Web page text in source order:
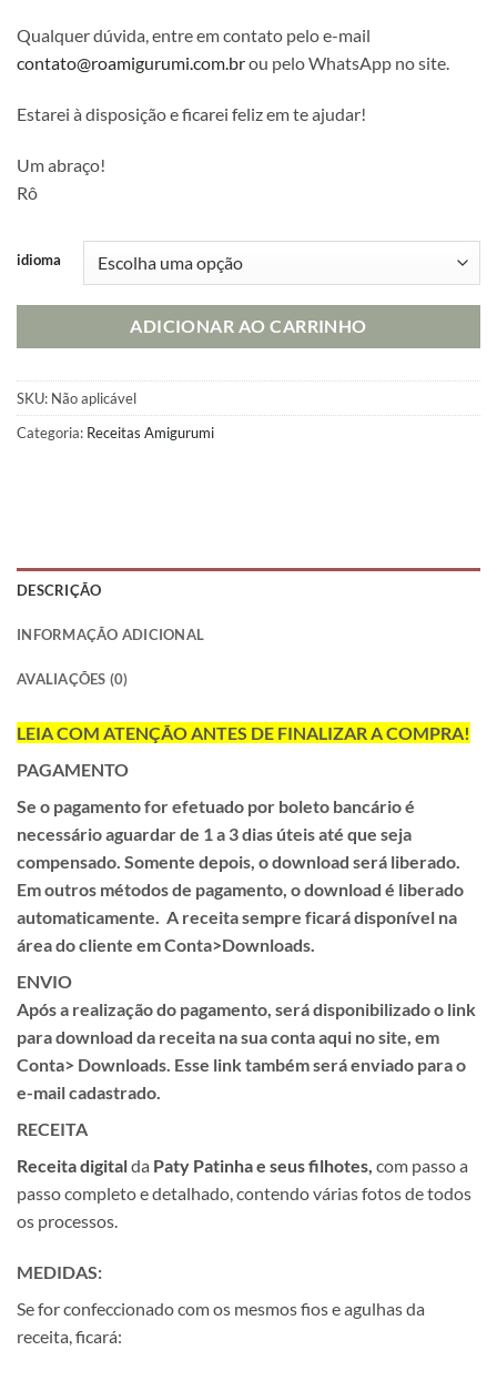
Qualquer dúvida, entre em contato pelo e-mail
contato@roamigurumi.com.brou pelo WhatsApp no site.
Estarei à disposição e ficarei feliz em te ajudar!
Um abraço!
Rô
idioma
ADICIONAR AO CARRINHO
SKU: Não aplicável
Categoria: Receitas Amigurumi
DESCRIÇÃO
INFORMAÇÃO ADICIONAL
AVALIAÇÕES (0)
LEIA COM ATENÇÃO ANTES DE FINALIZAR A COMPRA!
PAGAMENTO
Se o pagamento for efetuado por boleto bancário é
necessário aguardar de 1 a 3 dias úteisaté que seja
compensado. Somente depois, o download será liberado.
Em outros métodos de pagamento, o download é liberado
automaticamente. A receita sempre ficará disponível na
área do cliente emConta>Downloads.
ENVIO
Após a realização do pagamento, será disponibilizado o link
para download da receita na sua conta aqui no site, em
Conta> Downloads. Esse link também será enviado para o
e-mail cadastrado.
RECEITA
Receitadigitalda Paty Patinha e seus filhotes, com passo a
passo completo e detalhado, contendo várias fotos de todos
os processos.
MEDIDAS:
Se for confeccionado com os mesmos fios e agulhas da
receita, ficará: